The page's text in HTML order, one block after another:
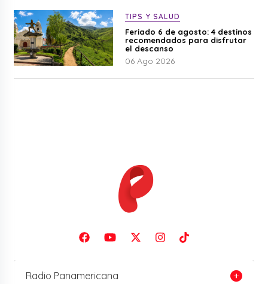
TIPS Y SALUD
Feriado 6 de agosto: 4 destinos
recomendados para disfrutar
el descanso
06 Ago 2026
Radio Panamericana